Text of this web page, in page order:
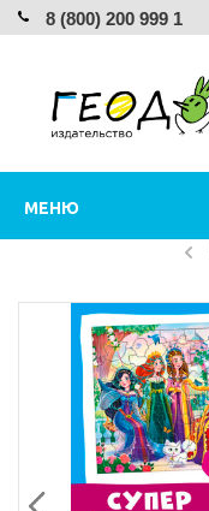
8 (800) 200 999 1
МЕНЮ